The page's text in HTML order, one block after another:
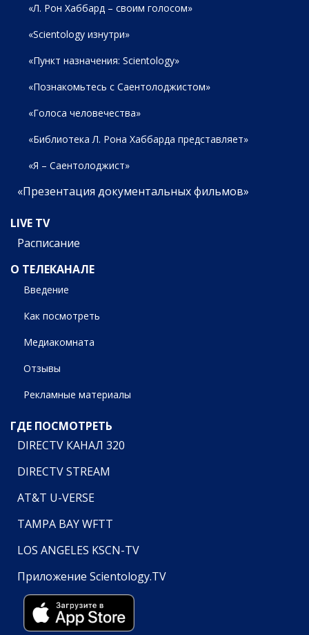
«Л. Рон Хаббард – своим голосом»
«Scientology изнутри»
«Пункт назначения: Scientology»
«Познакомьтесь с Саентолоджистом»
«Голоса человечества»
«Библиотека Л. Рона Хаббарда представляет»
«Я – Саентолоджист»
«Презентация документальных фильмов»
LIVE TV
Расписание
О ТЕЛЕКАНАЛЕ
Введение
Как посмотреть
Медиакомната
Отзывы
Рекламные материалы
ГДЕ ПОСМОТРЕТЬ
DIRECTV КАНАЛ 320
DIRECTV STREAM
AT&T U-VERSE
TAMPA BAY WFTT
LOS ANGELES KSCN-TV
Приложение Scientology.TV